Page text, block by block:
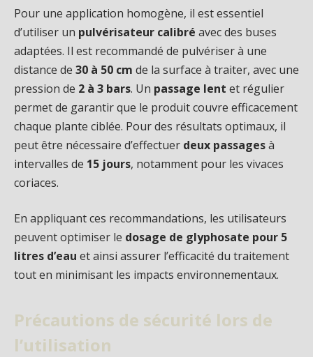
Pour une application homogène, il est essentiel
d’utiliser un pulvérisateur calibré avec des buses
adaptées. Il est recommandé de pulvériser à une
distance de 30 à 50 cm de la surface à traiter, avec une
pression de 2 à 3 bars. Un passage lent et régulier
permet de garantir que le produit couvre efficacement
chaque plante ciblée. Pour des résultats optimaux, il
peut être nécessaire d’effectuer deux passagesà
intervalles de 15 jours, notamment pour les vivaces
coriaces.
En appliquant ces recommandations, les utilisateurs
peuvent optimiser le dosage de glyphosate pour 5
litres d’eau et ainsi assurer l’efficacité du traitement
tout en minimisant les impacts environnementaux.
Précautions de sécurité lors de
l’utilisation